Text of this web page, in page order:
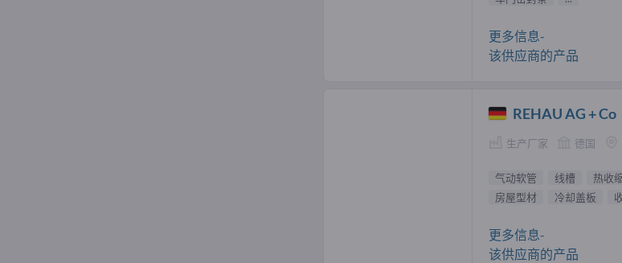
更多信息-
该供应商的产品
REHAU AG + Co
生产厂家 德国
气动软管 线槽 热收
房屋型材
冷却盖板
更多信息-
该供应商的产品